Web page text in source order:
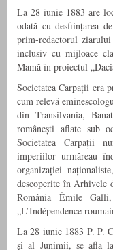
La 28 iunie 1883 are
odată cu desființarea
prim-redactorul
inclusiv cu mijloace
Mamă în proiectul
Societatea Carpații era
cum relevă
din Transilvania,
românești aflate sub
Societatea Carpații
imperiilor urmăreau
organizației
descoperite în Arhivele
România Émile
„L’Indépendence
La 28 iunie 1883 P. P.
și al Junimii, se afla